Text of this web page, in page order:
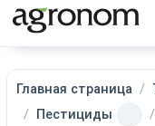
Главная страница
Пестициды